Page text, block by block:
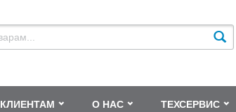
КЛИЕНТАМ О НАС ТЕХСЕРВИС